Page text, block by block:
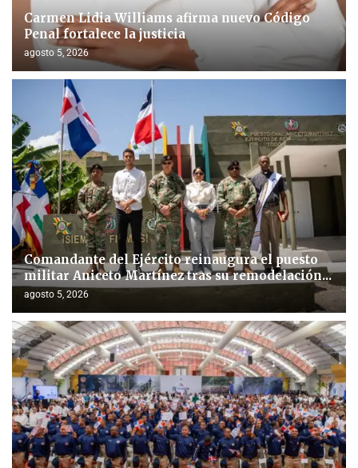
Carmen Lidia Williams afirma nuevo Código
Penal fortalece la justicia
agosto 5, 2026
Comandante del Ejército reinaugura el puesto
militar Aniceto Martínez tras su remodelación...
agosto 5, 2026